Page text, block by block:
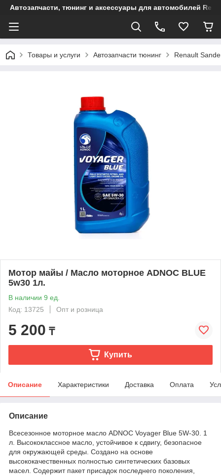
Автозапчасти, тюнинг и аксессуары для автомобилей
Товары и услуги Автозапчасти тюнинг Renault
Мотор майы / Масло моторное ADNOC BLUE
5w30 1л.
В наличии 9 ед.
Код: 13725
Опт и розница
5 200 ₸
Купить
Описание Характеристики Доставка Оплата
Описание
Всесезонное моторное масло ADNOC Voyager Blue 5W-30. 1
л. Высококлассное масло, устойчивое к сдвигу, безопасное
для окружающей среды. Создано на основе
высококачественных полностью синтетических базовых
масел. Содержит пакет присадок последнего поколения,